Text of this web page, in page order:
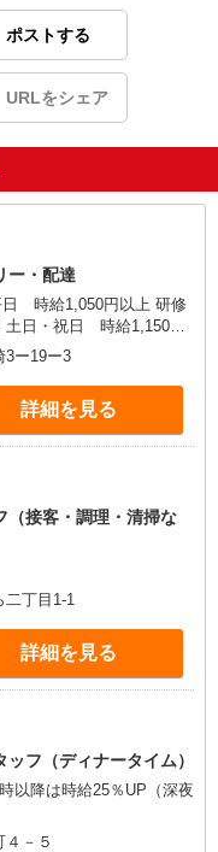
ポストする
URLをシェア
ー・配達
日 時給1,050円以上 研修
土日・祝日 時給1,150円
3ー19ー3
詳細を見る
（接客・調理・清掃な
二丁目1-1
詳細を見る
フ（ディナータイム）
以降は時給25％UP（深夜
４－５